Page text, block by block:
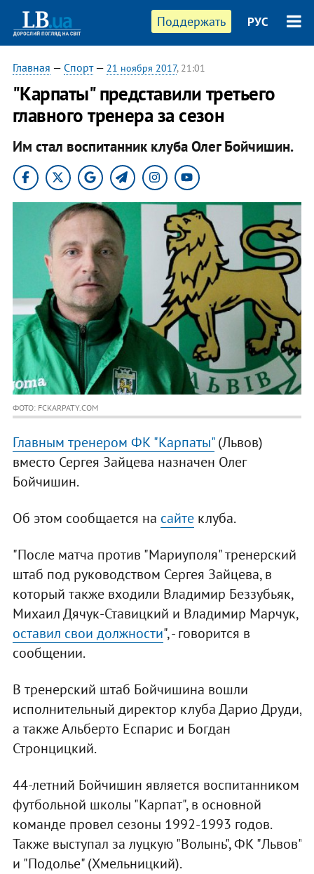
Поддержать РУС
Главная — Спорт— 21 ноября 2017, 21:01
"Карпаты" представили третьего
главного тренера за сезон
Им стал воспитанник клуба Олег Бойчишин.
ФОТО: FCKARPATY.COM
Главным тренером ФК "Карпаты"(Львов)
вместо Сергея Зайцева назначен Олег
Бойчишин.
Об этом сообщается на сайтеклуба.
"После матча против "Мариуполя" тренерский
штаб под руководством Сергея Зайцева, в
который также входили Владимир Беззубьяк,
Михаил Дячук-Ставицкий и Владимир Марчук,
оставил свои должности", - говорится в
сообщении.
В тренерский штаб Бойчишина вошли
исполнительный директор клуба Дарио Друди,
а также Альберто Еспарис и Богдан
Стронцицкий.
44-летний Бойчишин является воспитанником
футбольной школы "Карпат", в основной
команде провел сезоны 1992-1993 годов.
Также выступал за луцкую "Волынь", ФК "Львов"
и "Подолье" (Хмельницкий).